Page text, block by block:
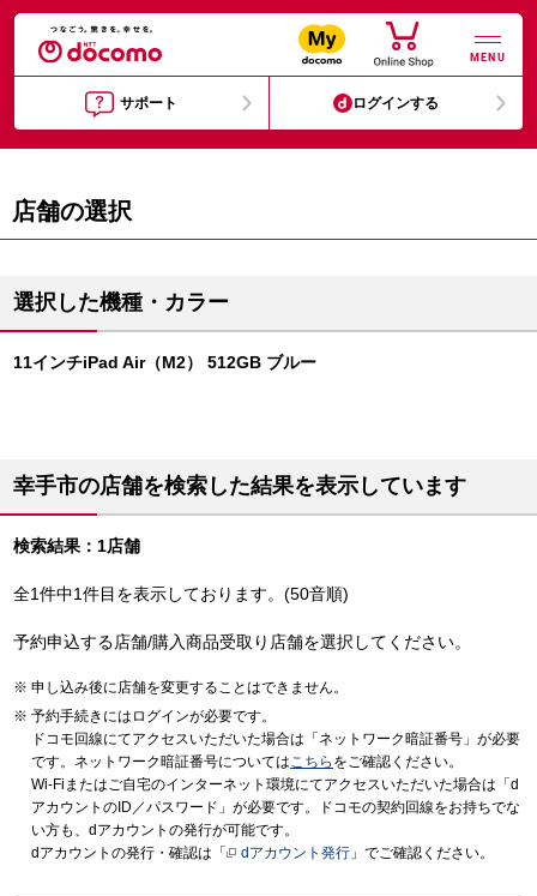
MENU
サポート ログインする
店舗の選択
選択した機種・カラー
11インチiPad Air（M2） 512GB ブルー
幸手市の店舗を検索した結果を表示しています
検索結果：1店舗
全1件中1件目を表示しております。(50音順)
予約申込する店舗/購入商品受取り店舗を選択してください。
申し込み後に店舗を変更することはできません。
予約手続きにはログインが必要です。
ドコモ回線にてアクセスいただいた場合は「ネットワーク暗証番号」が必要
です。ネットワーク暗証番号についてはこちら をご確認ください。
Wi-Fiまたはご自宅のインターネット環境にてアクセスいただいた場合は「d
アカウントのID／パスワード」が必要です。ドコモの契約回線をお持ちでな
い方も、dアカウントの発行が可能です。
dアカウントの発行・確認は「
dアカウント発行 」でご確認ください。